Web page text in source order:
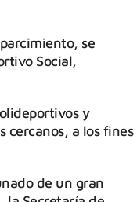
se
Social,
y
cercanos, a los fines
de un gran